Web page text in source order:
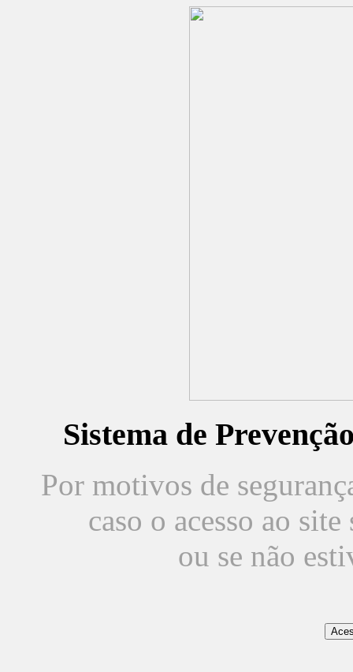
Sistema de
Por motivos de
caso o acesso ao
ou se não